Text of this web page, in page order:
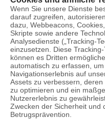
Wenn Sie unsere Dienste
darauf zugreifen,
dazu, Webbeacons, Cookies,
Skripte sowie andere
Analysedienste („Tracking-
einzusetzen. Diese
können es Dritten
automatisch zu erfassen,
Navigationserlebnis auf
Assets zu verbessern, deren
zu optimieren und ein
Nutzererlebnis zu
Zwecken der Sicherheit und
Betrugsprävention.